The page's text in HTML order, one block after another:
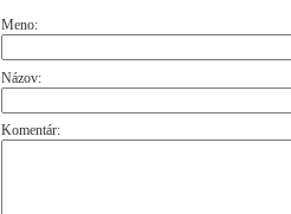
Meno:
Názov:
Komentár: